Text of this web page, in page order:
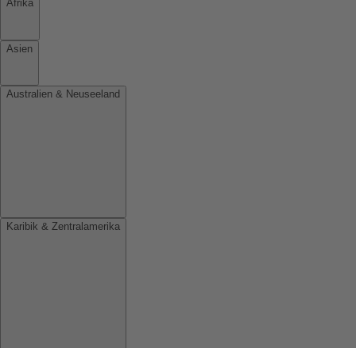
Afrika
Asien
Australien & Neuseeland
Karibik & Zentralamerika